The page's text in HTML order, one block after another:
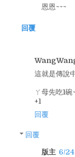
恩恩~~~
回覆
這就是傳說
ㄚ母先吃1
+1
回覆
回覆
版主 6/